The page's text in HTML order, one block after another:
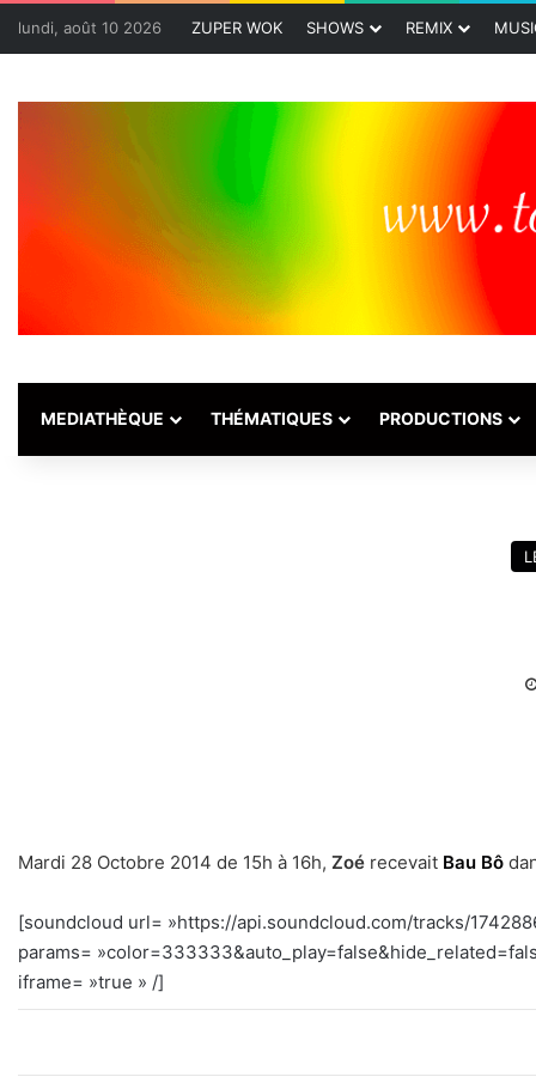
lundi, août 10 2026 ZUPER WOK SHOWS REMIX
MEDIATHÈQUE THÉMATIQUES PRODUCTIONS
Mardi 28 Octobre 2014 de 15h à 16h, Zoé recevait Bau Bô
[soundcloud url= »https://api.soundcloud.com/tracks/
params=
iframe= »true » /]